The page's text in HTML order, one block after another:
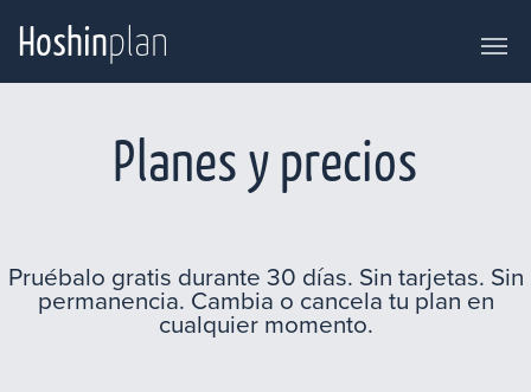
Hoshinplan
Planes y precios
Pruébalo gratis durante 30 días. Sin tarjetas. Sin
permanencia. Cambia o cancela tu plan en
cualquier momento.